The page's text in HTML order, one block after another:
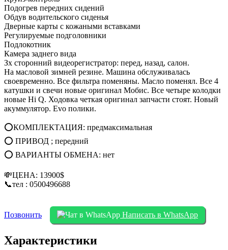
Подогрев передних сидений
Обдув водительского сиденья
Дверные карты с кожаными вставками
Регулируемые подголовники
Подлокотник
Камера заднего вида
Зх сторонний видеорегистратор: перед, назад, салон.
На масловой зимней резине. Машина обслуживалась
своевременно. Все фильтра поменяны. Масло поменял. Все 4
катушки и свечи новые оригинал Мобис. Все четыре колодки
новые Hi Q. Ходовка четкая оригинал запчасти стоят. Новый
акуммулятор. Evo полики.
⭕КОМПЛЕКТАЦИЯ: предмаксимальная
⭕ ПРИВОД ; передний
⭕ ВАРИАНТЫ ОБМЕНА: нет
💸ЦЕНА: 13900$
📞тел : 0500496688
Позвонить Написать в WhatsApp
Характеристики